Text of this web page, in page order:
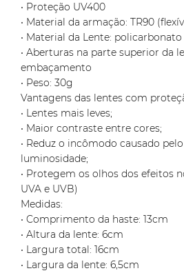
• Proteção UV400
• Material da armação: TR90
• Material da Lente: policarbonato
• Aberturas na parte superior da
embaçamento
• Peso: 30g
Vantagens das lentes com
• Lentes mais leves;
• Maior contraste entre cores;
• Reduz o incômodo causado
luminosidade;
• Protegem os olhos dos efeitos
UVA e UVB)
Medidas:
• Comprimento da haste: 13cm
• Altura da lente: 6cm
• Largura total: 16cm
• Largura da lente: 6,5cm